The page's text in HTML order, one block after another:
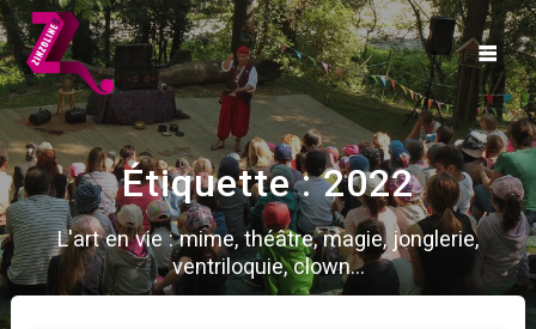
Skip
to
content
Étiquette :2022
L'art en vie : mime, théâtre, magie, jonglerie,
ventriloquie, clown...